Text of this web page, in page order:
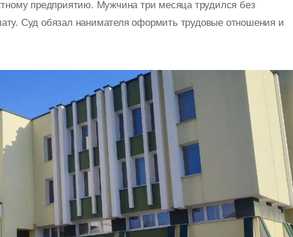
предприятию. Мужчина три месяца трудился без
Суд обязал нанимателя оформить трудовые отношения и